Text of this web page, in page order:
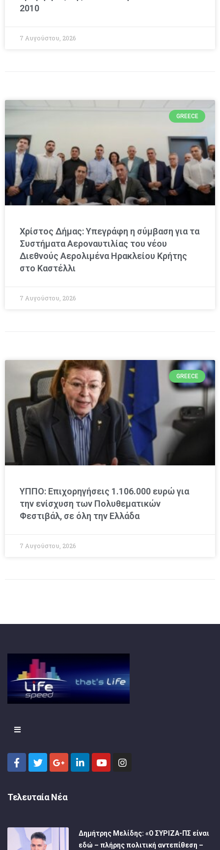
2010
7 Αυγούστου, 2026
GREECE
Χρίστος Δήμας: Υπεγράφη η σύμβαση για τα
Συστήματα Αεροναυτιλίας του νέου
Διεθνούς Αερολιμένα Ηρακλείου Κρήτης
στο Καστέλλι
7 Αυγούστου, 2026
GREECE
ΥΠΠΟ: Επιχορηγήσεις 1.106.000 ευρώ για
την ενίσχυση των Πολυθεματικών
Φεστιβάλ, σε όλη την Ελλάδα
7 Αυγούστου, 2026
Τελευταία Νέα
Δημήτρης Μελίδης: «Ο ΣΥΡΙΖΑ-ΠΣ είναι
εδώ – πλήρης πολιτική αντεπίθεση –